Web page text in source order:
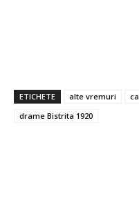
ETICHETE alte vremuri
drame Bistrita 1920